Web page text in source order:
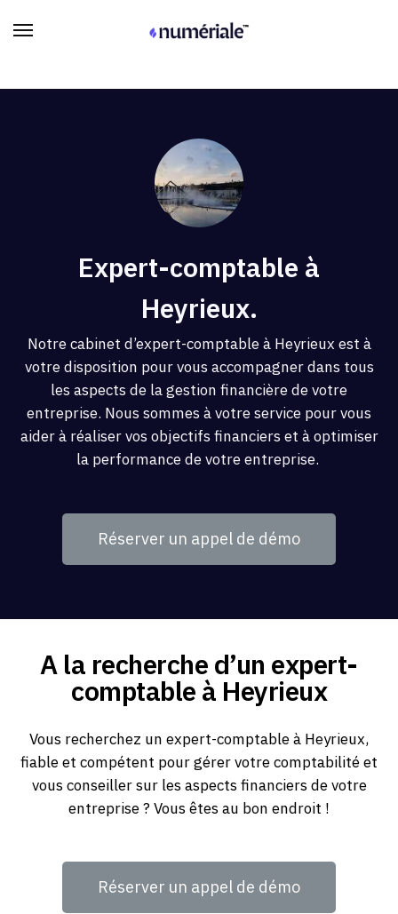
Expert-comptable à
Heyrieux.
Notre cabinet d’expert-comptable à Heyrieux est à
votre disposition pour vous accompagner dans tous
les aspects de la gestion financière de votre
entreprise. Nous sommes à votre service pour vous
aider à réaliser vos objectifs financiers et à optimiser
la performance de votre entreprise.
Réserver un appel de démo
A la recherche d’un expert-
comptable à Heyrieux
Vous recherchez un expert-comptable à Heyrieux,
fiable et compétent pour gérer votre comptabilité et
vous conseiller sur les aspects financiers de votre
entreprise ? Vous êtes au bon endroit !
Réserver un appel de démo